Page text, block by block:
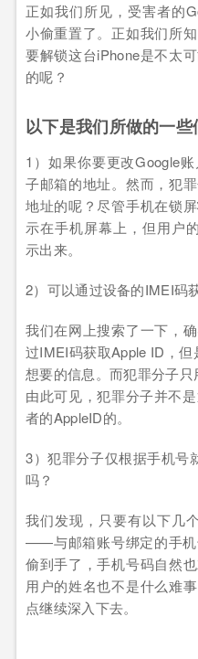
正如我们所见，受害者的
小偷重置了。正如我们所
要解锁这台iPhone是不太
的呢？
以下是我们所做的一些
1）如果你要更改Google
子邮箱的地址。然而，犯
地址的呢？尽管手机在锁
示在手机屏幕上，但用户
示出来。
2）可以通过设备的IMEI码
我们在网上搜索了一下，
过IMEI码获取Apple ID，
想要的信息。而犯罪分子只
由此可见，犯罪分子并不
者的AppleID的。
3）犯罪分子仅根据手机号
吗？
我们发现，只要有以下几
——与邮箱账号绑定的手机
偷到手了，手机号码自然
用户的姓名也不是什么难
点继续深入下去。